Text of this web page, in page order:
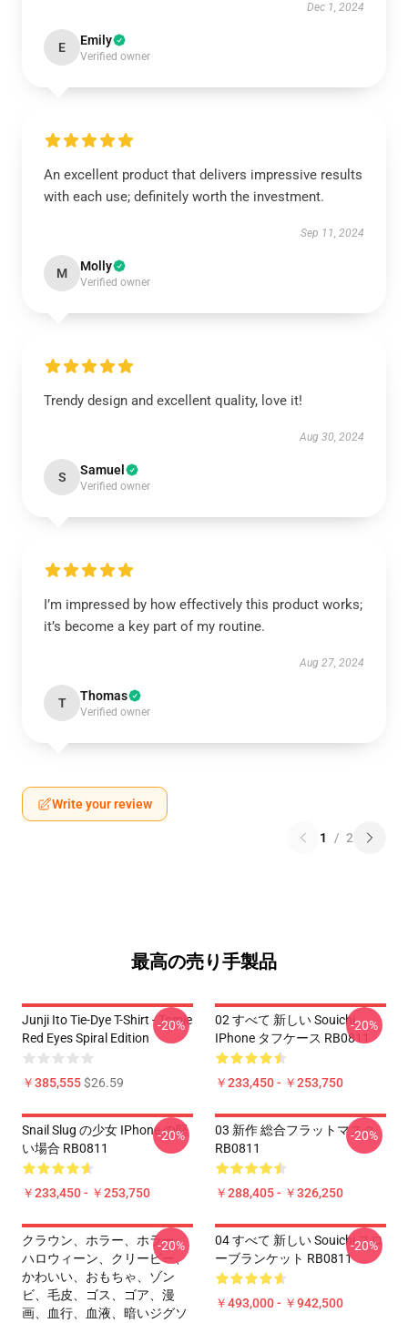
Dec 1, 2024
E Emily
Verified owner
An excellent product that delivers impressive results
with each use; definitely worth the investment.
Sep 11, 2024
M Molly
Verified owner
Trendy design and excellent quality, love it!
Aug 30, 2024
S Samuel
Verified owner
I’m impressed by how effectively this product works;
it’s become a key part of my routine.
Aug 27, 2024
T Thomas
Verified owner
Write your review
1 / 2
最高の売り手製品
Junji Ito Tie-Dye T-Shirt - Tomie
Red Eyes Spiral Edition
￥385,555$26.59
-20%
02 すべて 新しい Souichi
IPhone タフケース RB0811
￥233,450 - ￥253,750
-20%
Snail Slug の少女 IPhone の堅
い場合 RB0811
￥233,450 - ￥253,750
-20%
03 新作 総合フラットマスク
RB0811
￥288,405 - ￥326,250
-20%
クラウン、ホラー、ホラー、
ハロウィーン、クリーピー、
かわいい、おもちゃ、ゾン
ビ、毛皮、ゴス、ゴア、漫
画、血行、血液、暗いジグソ
-20%
04 すべて 新しい Souichi スロ
ーブランケット RB0811
￥493,000 - ￥942,500
-20%